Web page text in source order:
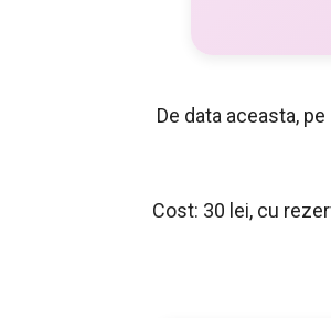
De data aceasta,
Cost: 30 lei, cu